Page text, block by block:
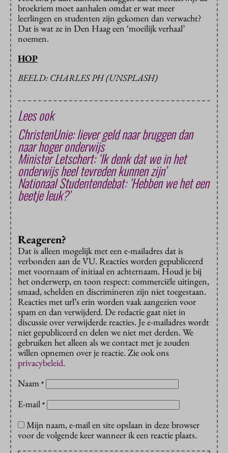
broekriem moet aanhalen omdat er wat meer
leerlingen en studenten zijn gekomen dan verwacht?
Dat is wat ze in Den Haag een ‘moeilijk verhaal’
noemen.
HOP
BEELD: CHARLES PH (UNSPLASH)
Lees ook
ChristenUnie: liever geld naar bruggen dan
naar hoger onderwijs
Minister Letschert: ‘Ik denk dat we in het
onderwijs heel tevreden kunnen zijn’
Nationaal Studentendebat: ‘Hebben we het een
beetje leuk?’
Reageren?
Dat is alleen mogelijk met een e-mailadres dat is
verbonden aan de VU. Reacties worden gepubliceerd
met voornaam of initiaal en achternaam. Houd je bij
het onderwerp, en toon respect: commerciële uitingen,
smaad, schelden en discrimineren zijn niet toegestaan.
Reacties met url’s erin worden vaak aangezien voor
spam en dan verwijderd. De redactie gaat niet in
discussie over verwijderde reacties. Je e-mailadres wordt
niet gepubliceerd en delen we niet met derden. We
gebruiken het alleen als we contact met je zouden
willen opnemen over je reactie. Zie ook ons
privacybeleid.
Naam *
E-mail *
Mijn naam, e-mail en site opslaan in deze browser
voor de volgende keer wanneer ik een reactie plaats.